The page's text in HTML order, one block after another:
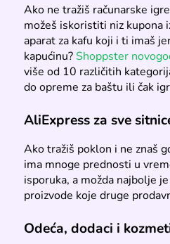
Ako ne tražiš računarske
možeš iskoristiti niz kupona
aparat za kafu koji i ti imaš
kapućinu? Shoppster
više od 10 različitih
do opreme za baštu ili čak
AliExpress za sve
Ako tražiš poklon i ne znaš
ima mnoge prednosti u
isporuka, a možda najbolje
proizvode koje druge
Odeća, dodaci i